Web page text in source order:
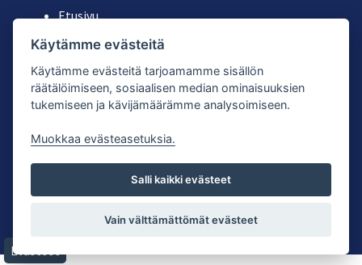
Etusivu
Yritys
Koneiden ja astioiden vuokraus
Käytetyt laitteet
Tuoteluettelot
Yhteystiedot
Evästeet
Käytämme evästeitä
Käytämme evästeitä tarjoamamme sisällön
räätälöimiseen, sosiaalisen median ominaisuuksien
tukemiseen ja kävijämäärämme analysoimiseen.
Muokkaa evästeasetuksia.
Salli kaikki evästeet
Vain välttämättömät evästeet